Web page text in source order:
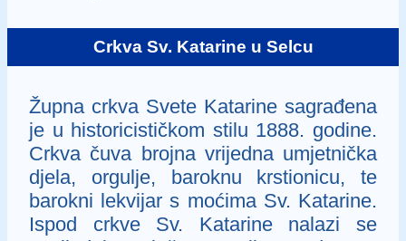
Crkva Sv. Katarine u Selcu
Župna crkva Svete Katarine sagrađena
je u historicističkom stilu 1888. godine.
Crkva čuva brojna vrijedna umjetnička
djela, orgulje, baroknu krstionicu, te
barokni lekvijar s moćima Sv. Katarine.
Ispod crkve Sv. Katarine nalazi se